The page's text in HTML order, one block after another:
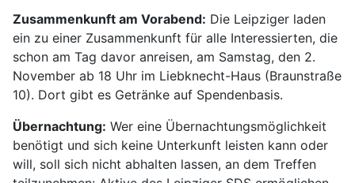
Zusammenkunft am Vorabend: Die Leipziger laden
ein zu einer Zusammenkunft für alle Interessierten, die
schon am Tag davor anreisen, am Samstag, den 2.
November ab 18 Uhr im Liebknecht-Haus (Braunstraße
10). Dort gibt es Getränke auf Spendenbasis.
Übernachtung: Wer eine Übernachtungsmöglichkeit
benötigt und sich keine Unterkunft leisten kann oder
will, soll sich nicht abhalten lassen, an dem Treffen